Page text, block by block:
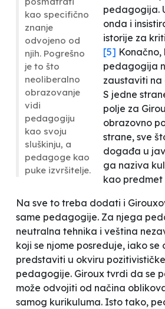
kao specifično
znanje
odvojeno od
njih. Pogrešno
je to što
neoliberalno
obrazovanje
vidi
pedagogiju
kao svoju
sluškinju, a
pedagoge kao
puke izvršitelje.
pedagogija.
onda i
istorije za
[5]
pedagogija
zaustaviti na
S jedne
polje za
obrazovno
strane, sve
događa u
ga naziva
kao predmet
Na sve to treba dodati i
same pedagogije. Za njega
neutralna tehnika i veština
koji se njome posreduje, iako se
predstaviti u okviru
pedagogije. Giroux tvrdi da se
može odvojiti od načina
samog kurikuluma. Isto tako,